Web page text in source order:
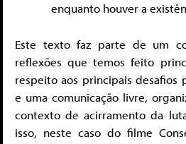
enquanto houver a
Este texto faz parte de um
reflexões que temos feito
respeito aos principais desafios
e uma comunicação livre,
contexto de acirramento da
isso, neste caso do filme